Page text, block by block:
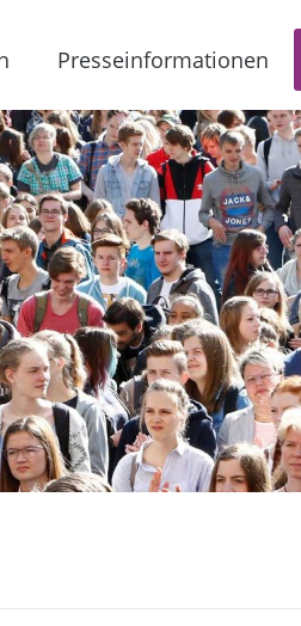
Presseinformationen